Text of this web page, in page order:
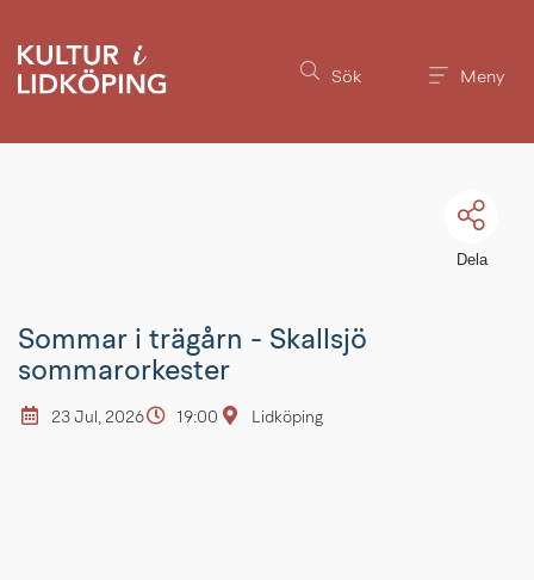
Sök Meny
Dela
Sommar i trägårn - Skallsjö
sommarorkester
23 Jul, 2026 19:00 Lidköping